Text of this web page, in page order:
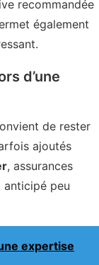
recommandée
également
d’une
de rester
ajoutés
, assurances
anticipé peu
expertise